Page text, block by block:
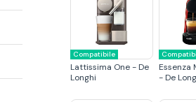
Compatibile
Lattissima One - De
Longhi
Essenza
- De